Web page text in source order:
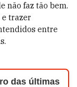
não faz tão bem.
trazer
entre
das últimas